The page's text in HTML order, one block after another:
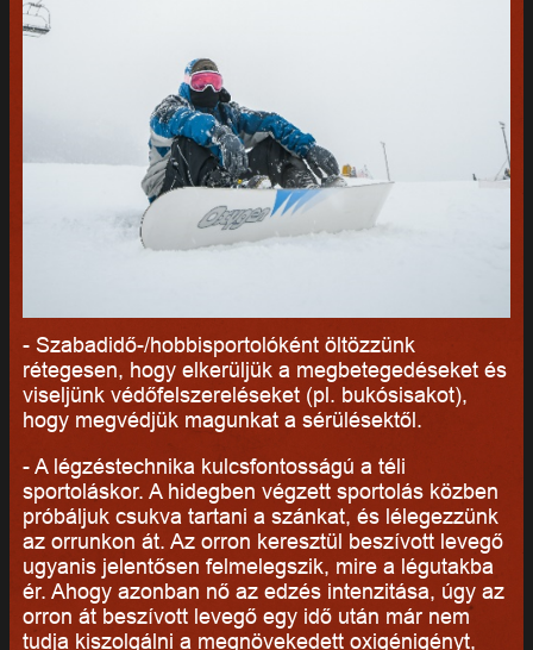
- Szabadidő-/hobbisportolóként öltözzünk
rétegesen, hogy elkerüljük a megbetegedéseket és
viseljünk védőfelszereléseket (pl. bukósisakot),
hogy megvédjük magunkat a sérülésektől.
- A légzéstechnika kulcsfontosságú a téli
sportoláskor. A hidegben végzett sportolás közben
próbáljuk csukva tartani a szánkat, és lélegezzünk
az orrunkon át. Az orron keresztül beszívott levegő
ugyanis jelentősen felmelegszik, mire a légutakba
ér. Ahogy azonban nő az edzés intenzitása, úgy az
orron át beszívott levegő egy idő után már nem
tudja kiszolgálni a megnövekedett oxigénigényt,